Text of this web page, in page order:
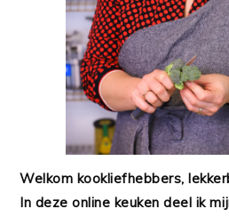
Welkom kookliefhebbers,
In deze online keuken deel ik